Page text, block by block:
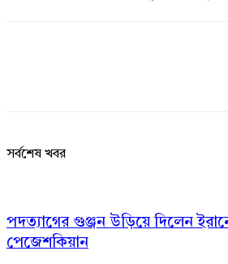
সর্বশেষ খবর
পদত্যাগের গুঞ্জন উড়িয়ে দিলেন
পেজেশকিয়ান